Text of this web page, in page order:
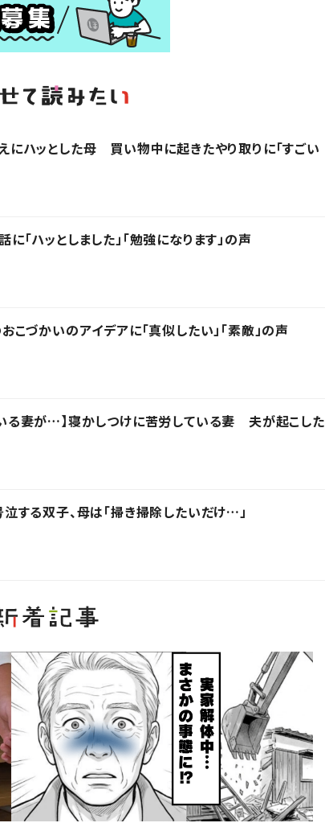
にハッとした母 買い物中に起きたやり取りに「すごい
「ハッとしました」「勉強になります」の声
こづかいのアイデアに「真似したい」「素敵」の声
る妻が…】寝かしつけに苦労している妻 夫が起こした
る双子、母は「掃き掃除したいだけ…」